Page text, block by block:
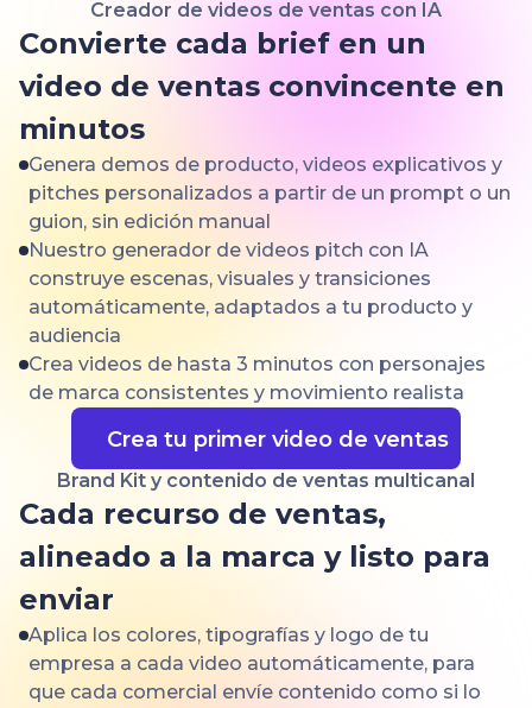
Creador de videos de ventas con IA
Convierte cada brief en un
video de ventas convincente en
minutos
Genera demos de producto, videos explicativos y
pitches personalizados a partir de un prompt o un
guion, sin edición manual
Nuestro generador de videos pitch con IA
construye escenas, visuales y transiciones
automáticamente, adaptados a tu producto y
audiencia
Crea videos de hasta 3 minutos con personajes
de marca consistentes y movimiento realista
Crea tu primer video de ventas
Brand Kit y contenido de ventas multicanal
Cada recurso de ventas,
alineado a la marca y listo para
enviar
Aplica los colores, tipografías y logo de tu
empresa a cada video automáticamente, para
que cada comercial envíe contenido como si lo